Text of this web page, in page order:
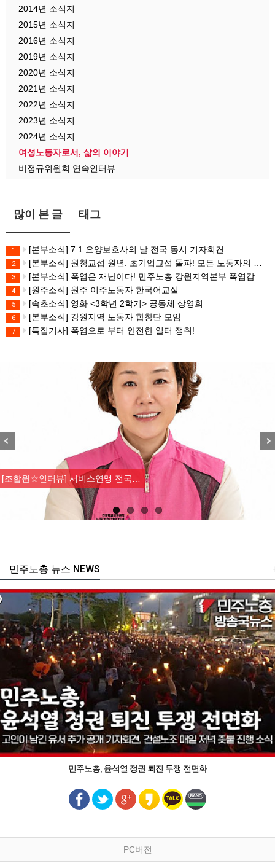
2014년 소식지
2015년 소식지
2016년 소식지
2019년 소식지
2020년 소식지
2021년 소식지
2022년 소식지
2023년 소식지
2024년 소식지
여성노동자로서, 삶의 이야기
비정규위원회 연속인터뷰
많이 본 글 태그
1 [본부소식] 7.1 요양보호사의 날 전국 동시 기자회견
2 [본부소식] 원청교섭 원년. 초기업교섭 돌파! 모든 노동자의 노동기본권 쟁취! 민주노총 7.15 총파업대회
3 [본부소식] 폭염은 재난이다! 민주노총 강원지역본부 폭염감시단 선포 기자회견
4 [원주소식] 원주 이주노동자 한국어교실
5 [속초소식] 영화 <3학년 2학기> 공동체 상영회
6 [본부소식] 강원지역 노동자 합창단 모임
7 [특집기사] 폭염으로 부터 안전한 일터 쟁취!
[조합원☆인터뷰] 서비스연맹 전국…
주노총 뉴스 NEWS
민주노총, 윤석열 정권 퇴진 투쟁 전면화
PC버전